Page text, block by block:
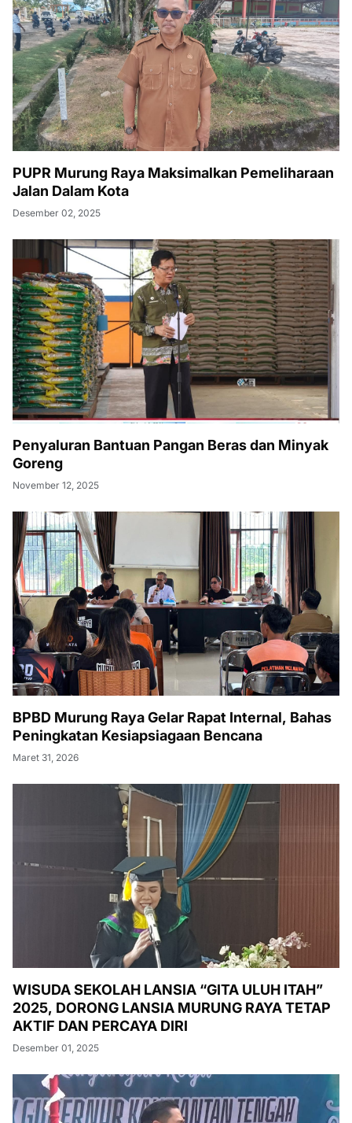
PUPR Murung Raya Maksimalkan Pemeliharaan
Jalan Dalam Kota
Desember 02, 2025
Penyaluran Bantuan Pangan Beras dan Minyak
Goreng
November 12, 2025
BPBD Murung Raya Gelar Rapat Internal, Bahas
Peningkatan Kesiapsiagaan Bencana
Maret 31, 2026
WISUDA SEKOLAH LANSIA “GITA ULUH ITAH”
2025, DORONG LANSIA MURUNG RAYA TETAP
AKTIF DAN PERCAYA DIRI
Desember 01, 2025